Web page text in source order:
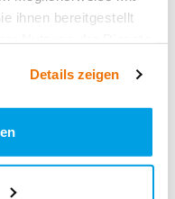
ihnen bereitgestellt
Details zeigen